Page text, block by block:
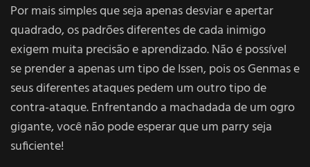
Por mais simples que seja apenas desviar e apertar
quadrado, os padrões diferentes de cada inimigo
exigem muita precisão e aprendizado. Não é possível
se prender a apenas um tipo de Issen, pois os Genmas e
seus diferentes ataques pedem um outro tipo de
contra-ataque. Enfrentando a machadada de um ogro
gigante, você não pode esperar que um parry seja
suficiente!